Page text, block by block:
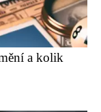
a kolik